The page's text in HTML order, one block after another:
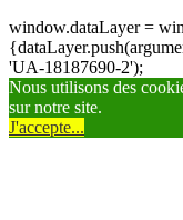
window.dataLayer =
'UA-18187690-2');
Nous utilisons des
sur notre site.
J'accepte...